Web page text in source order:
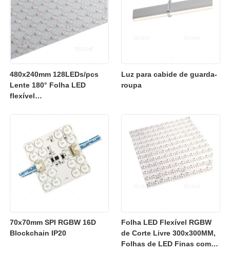
480x240mm 128LEDs/pcs
Lente 180° Folha LED
flexível
Luz para cabide de guarda-
roupa
70x70mm SPI RGBW 16D
Blockchain IP20
Folha LED Flexível RGBW
de Corte Livre 300x300MM,
Folhas de LED Finas como